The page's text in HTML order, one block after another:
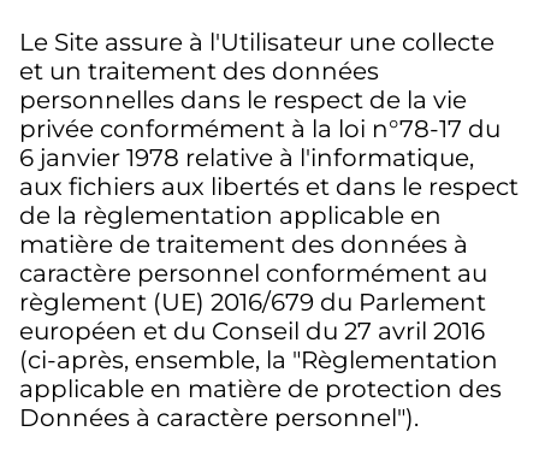
Le Site assure à l'Utilisateur une collecte
et un traitement des données
personnelles dans le respect de la vie
privée conformément à la loi n°78-17 du
6 janvier 1978 relative à l'informatique,
aux fichiers aux libertés et dans le respect
de la règlementation applicable en
matière de traitement des données à
caractère personnel conformément au
règlement (UE) 2016/679 du Parlement
européen et du Conseil du 27 avril 2016
(ci-après, ensemble, la "Règlementation
applicable en matière de protection des
Données à caractère personnel").